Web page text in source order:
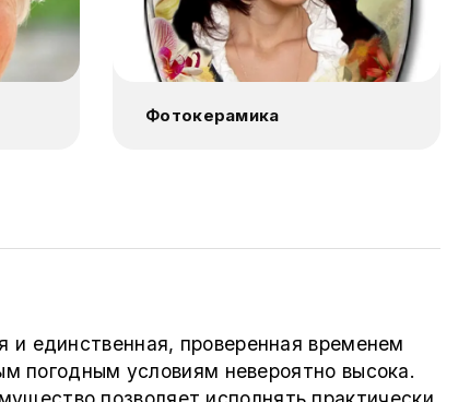
Фотокерамика
единственная, проверенная временем
погодным условиям невероятно высока.